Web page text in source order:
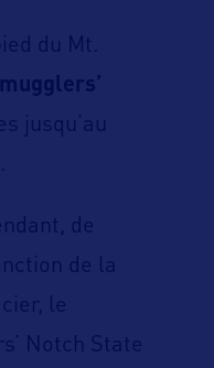
du Mt.
jusqu’au
de
de la
le
Notch State